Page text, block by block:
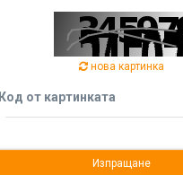
нова картинка
Код от картинката